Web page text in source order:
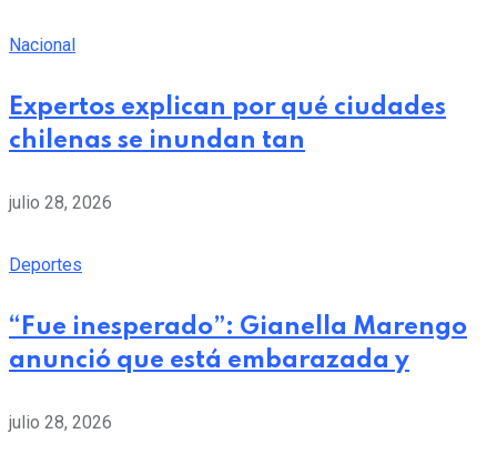
Nacional
Expertos explican por qué ciudades
chilenas se inundan tan
julio 28, 2026
Deportes
“Fue inesperado”: Gianella Marengo
anunció que está embarazada y
julio 28, 2026